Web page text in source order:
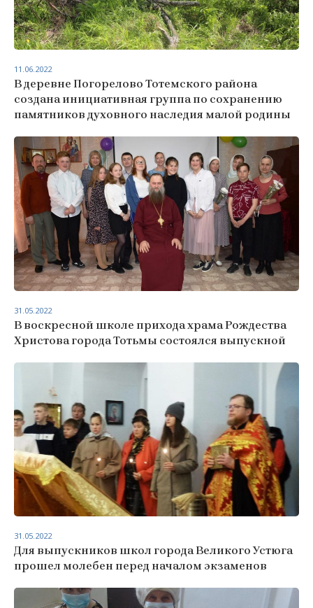
В деревне Погорелово Тотемского района
создана инициативная группа по сохранению
памятников духовного наследия малой родины
11.06.2022
В воскресной школе прихода храма Рождества
Христова города Тотьмы состоялся выпускной
31.05.2022
Для выпускников школ города Великого Устюга
прошел молебен перед началом экзаменов
31.05.2022